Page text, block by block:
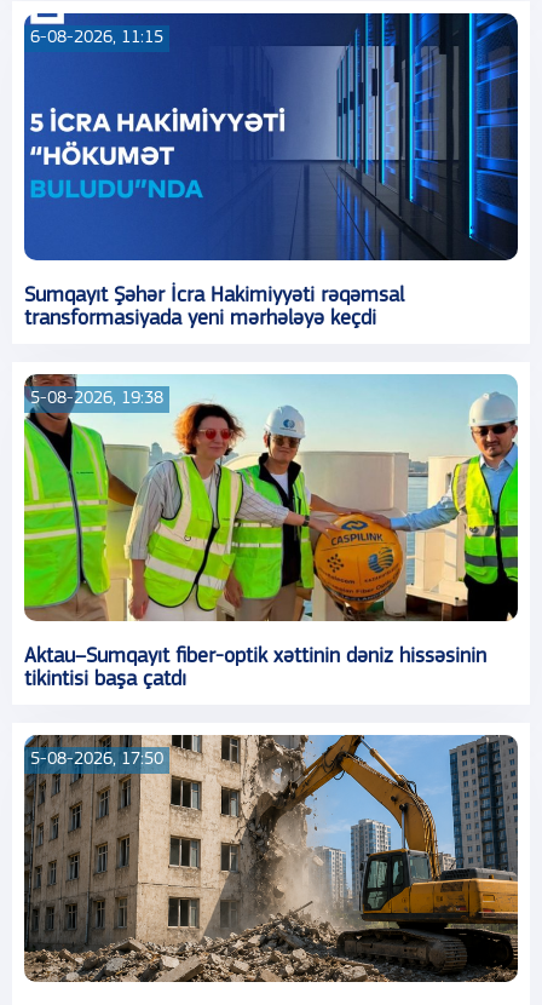
6-08-2026, 11:15
Sumqayıt Şəhər İcra Hakimiyyəti rəqəmsal
transformasiyada yeni mərhələyə keçdi
5-08-2026, 19:38
Aktau–Sumqayıt fiber-optik xəttinin dəniz hissəsinin
tikintisi başa çatdı
5-08-2026, 17:50